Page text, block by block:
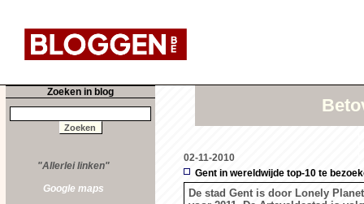
Zoeken in blog
"Allerlei linken"
Google maps
02-11-2010
Gent in wereldwijde top-10 te
De stad Gent is door Lonely